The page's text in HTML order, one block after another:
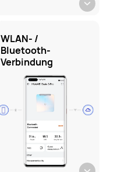
WLAN- /
Bluetooth-
Verbindung